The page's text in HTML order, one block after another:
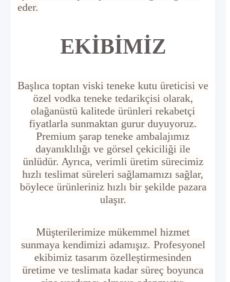
eder.
EKİBİMİZ
Başlıca toptan viski teneke kutu üreticisi ve
özel vodka teneke tedarikçisi olarak,
olağanüstü kalitede ürünleri rekabetçi
fiyatlarla sunmaktan gurur duyuyoruz.
Premium şarap teneke ambalajımız
dayanıklılığı ve görsel çekiciliği ile
ünlüdür. Ayrıca, verimli üretim sürecimiz
hızlı teslimat süreleri sağlamamızı sağlar,
böylece ürünleriniz hızlı bir şekilde pazara
ulaşır.
Müşterilerimize mükemmel hizmet
sunmaya kendimizi adamışız. Profesyonel
ekibimiz tasarım özelleştirmesinden
üretime ve teslimata kadar süreç boyunca